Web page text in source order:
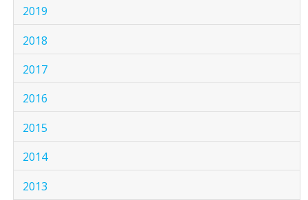
2019
2018
2017
2016
2015
2014
2013